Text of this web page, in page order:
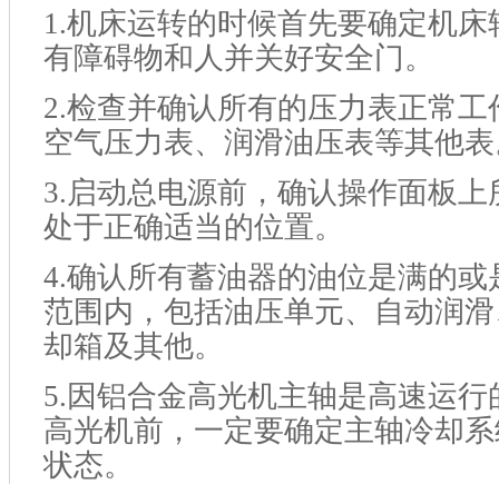
1.机床运转的时候首先要确定机
有障碍物和人并关好安全门。
2.检查并确认所有的压力表正常
空气压力表、润滑油压表等其他
3. 启动总电源前，确认操作面板
处于正确适当的位置。
4.确认所有蓄油器的油位是满的
范围内，包括油压单元、自动润
却箱及其他。
5. 因铝合金高光机主轴是高速运
高光机前，一定要确定主轴冷却
状态。